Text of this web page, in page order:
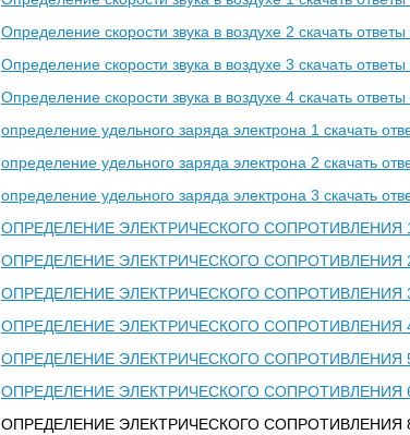
Определение скорости звука в воздухе 2 скачать
Определение скорости звука в воздухе 3 скачать
Определение скорости звука в воздухе 4 скачать
определение удельного заряда электрона 1 скачать
определение удельного заряда электрона 2 скачать
определение удельного заряда электрона 3 скачать
ОПРЕДЕЛЕНИЕ ЭЛЕКТРИЧЕСКОГО СОПРОТИВЛЕНИЯ 1
ОПРЕДЕЛЕНИЕ ЭЛЕКТРИЧЕСКОГО СОПРОТИВЛЕНИЯ 2
ОПРЕДЕЛЕНИЕ ЭЛЕКТРИЧЕСКОГО СОПРОТИВЛЕНИЯ 3
ОПРЕДЕЛЕНИЕ ЭЛЕКТРИЧЕСКОГО СОПРОТИВЛЕНИЯ 4
ОПРЕДЕЛЕНИЕ ЭЛЕКТРИЧЕСКОГО СОПРОТИВЛЕНИЯ 5
ОПРЕДЕЛЕНИЕ ЭЛЕКТРИЧЕСКОГО СОПРОТИВЛЕНИЯ 6
ОПРЕДЕЛЕНИЕ ЭЛЕКТРИЧЕСКОГО СОПРОТИВЛЕНИЯ 8